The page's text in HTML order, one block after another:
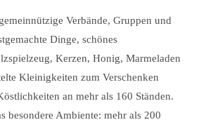
Verbände, Gruppen und
Dinge, schönes
Kerzen, Honig, Marmeladen
Kleinigkeiten zum Verschenken
an mehr als 160 Ständen.
besondere Ambiente: mehr als 200